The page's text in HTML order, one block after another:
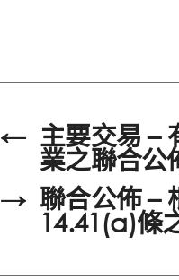
← 主要交易 –
業之聯合公
→ 聯合公佈 –
14.41(a)條